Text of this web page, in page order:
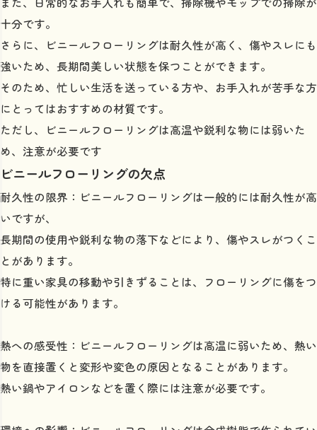
十分です。
さらに、ビニールフローリングは耐久性が高く、傷やスレにも
強いため、長期間美しい状態を保つことができます。
そのため、忙しい生活を送っている方や、お手入れが苦手な方
にとってはおすすめの材質です。
ただし、ビニールフローリングは高温や鋭利な物には弱いた
め、注意が必要です
ビニールフローリングの欠点
耐久性の限界：ビニールフローリングは一般的には耐久性が高
いですが、
長期間の使用や鋭利な物の落下などにより、傷やスレがつくこ
とがあります。
特に重い家具の移動や引きずることは、フローリングに傷をつ
ける可能性があります。
熱への感受性：ビニールフローリングは高温に弱いため、熱い
物を直接置くと変形や変色の原因となることがあります。
熱い鍋やアイロンなどを置く際には注意が必要です。